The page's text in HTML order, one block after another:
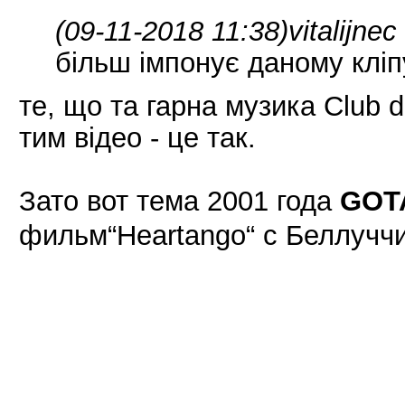
(09-11-2018 11:38)
більш імпонує даному
те, що та гарна музика Club
тим відео - це так.
Зато вот тема 2001 года
фильм“Heartango“ с